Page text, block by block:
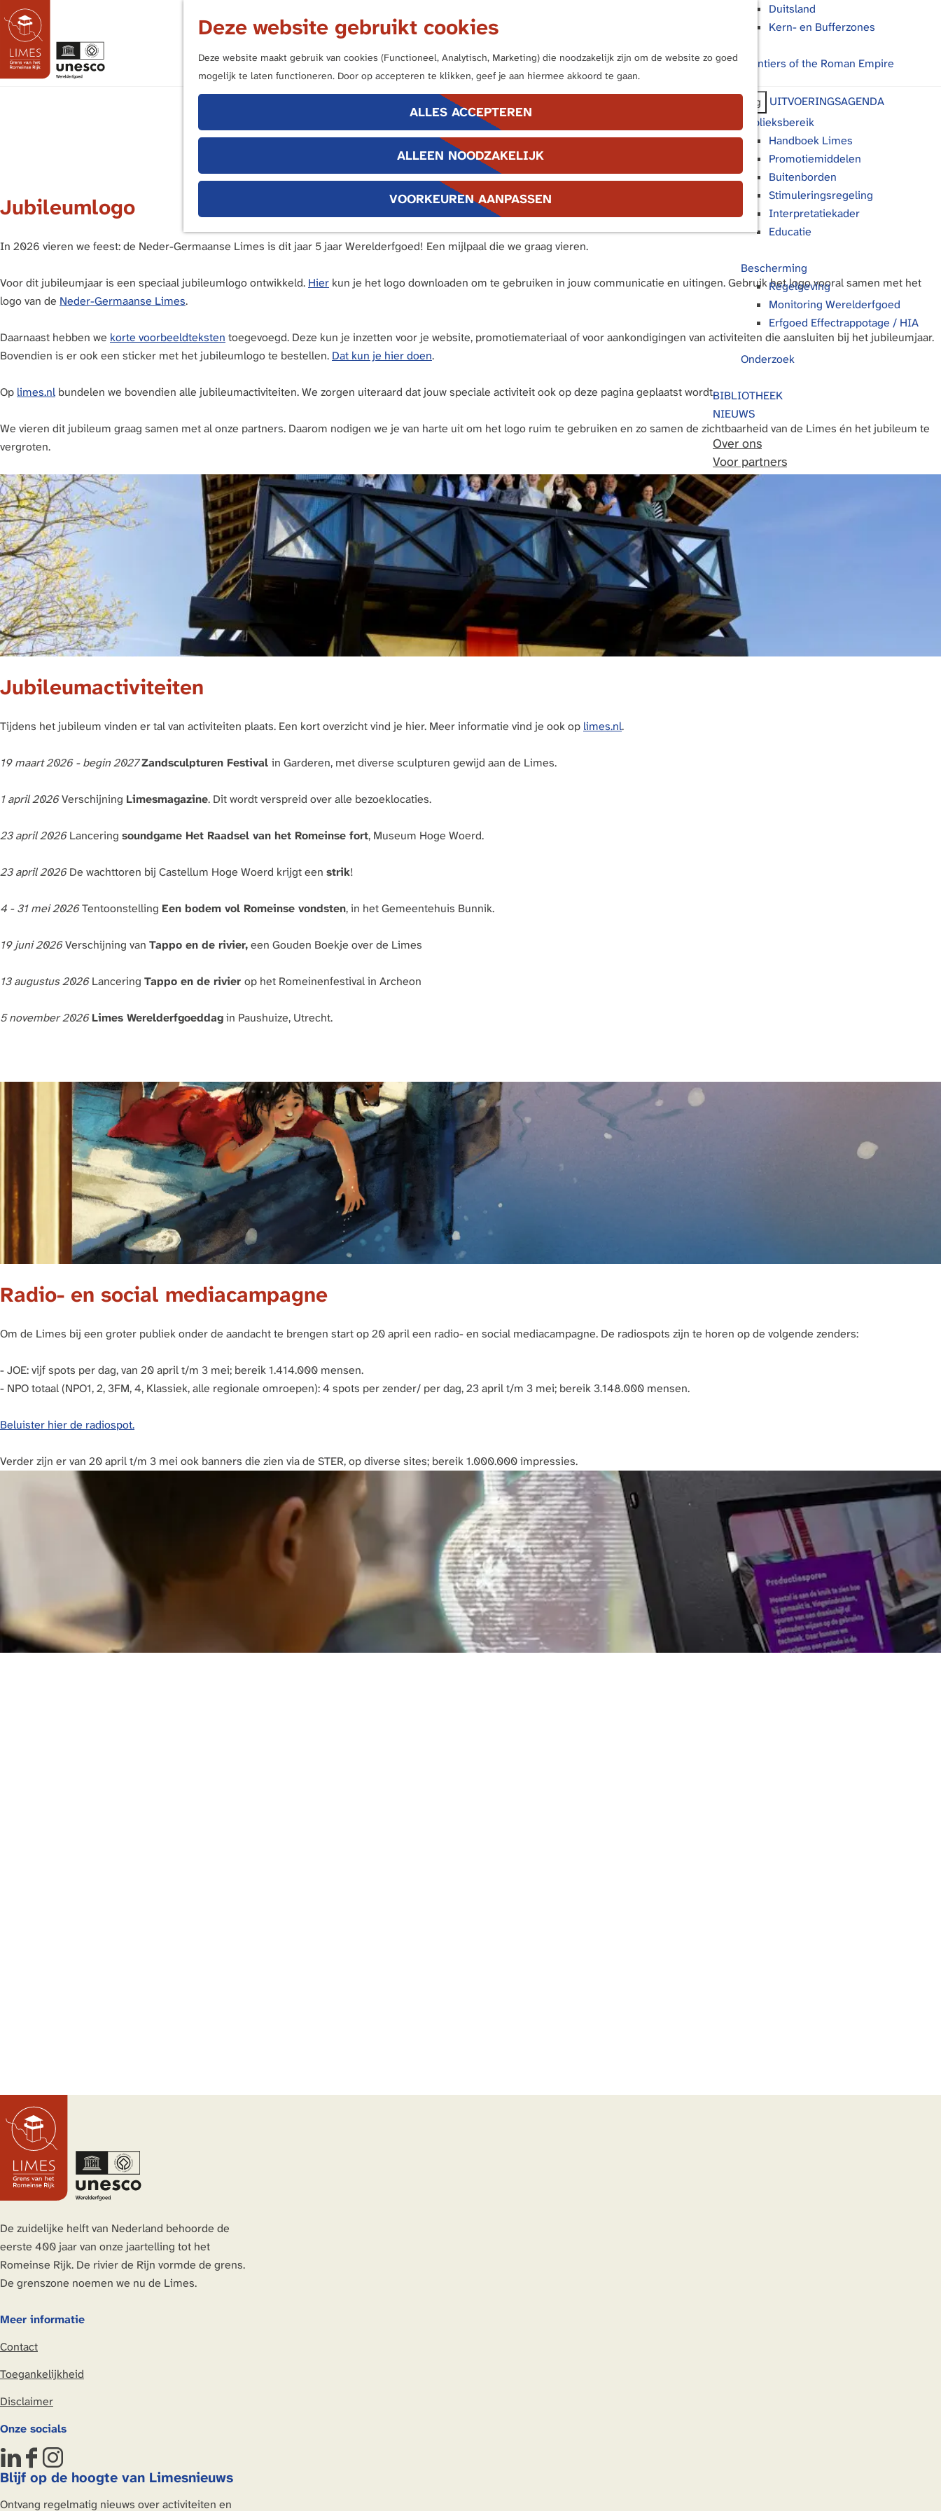
Deze website gebruikt cookies
Deze website maakt gebruik van cookies (Functioneel, Analytisch, Marketing) die noodzakelijk zijn om de website zo goed
mogelijk te laten functioneren. Door op accepteren te klikken, geef je aan hiermee akkoord te gaan.
ALLES ACCEPTEREN
ALLEEN NOODZAKELIJK
VOORKEUREN AANPASSEN
e
o
e
p
g
e
e
u
Duitsland
Kern- en Bufferzones
Frontiers of the Roman Empire
Terug
UITVOERINGSAGENDA
Publieksbereik
Handboek Limes
Promotiemiddelen
Buitenborden
Stimuleringsregeling
Interpretatiekader
Educatie
Bescherming
Regelgeving
Monitoring Werelderfgoed
Erfgoed Effectrappotage / HIA
Onderzoek
BIBLIOTHEEK
NIEUWS
Over ons
Voor partners
5 jaar Werelderfgoed
Jubileumlogo
In 2026 vieren we feest: de Neder-Germaanse Limes is dit jaar 5 jaar Werelderfgoed! Een mijlpaal die we graag vieren.
Voor dit jubileumjaar is een speciaal jubileumlogo ontwikkeld. Hier kun je het logo downloaden om te gebruiken in jouw communicatie en uitingen. Gebruik het logo vooral samen met het
logo van de Neder-Germaanse Limes.
Daarnaast hebben we korte voorbeeldteksten toegevoegd. Deze kun je inzetten voor je website, promotiemateriaal of voor aankondigingen van activiteiten die aansluiten bij het jubileumjaar.
Bovendien is er ook een sticker met het jubileumlogo te bestellen. Dat kun je hier doen.
Op limes.nl bundelen we bovendien alle jubileumactiviteiten. We zorgen uiteraard dat jouw speciale activiteit ook op deze pagina geplaatst wordt.
We vieren dit jubileum graag samen met al onze partners. Daarom nodigen we je van harte uit om het logo ruim te gebruiken en zo samen de zichtbaarheid van de Limes én het jubileum te
vergroten.
Jubileumactiviteiten
Tijdens het jubileum vinden er tal van activiteiten plaats. Een kort overzicht vind je hier. Meer informatie vind je ook op limes.nl.
19 maart 2026 - begin 2027Zandsculpturen Festival in Garderen, met diverse sculpturen gewijd aan de Limes.
1 april 2026Verschijning Limesmagazine. Dit wordt verspreid over alle bezoeklocaties.
23 april 2026Lancering soundgame Het Raadsel van het Romeinse fort, Museum Hoge Woerd.
23 april 2026De wachttoren bij Castellum Hoge Woerd krijgt een strik!
4 - 31 mei 2026Tentoonstelling Een bodem vol Romeinse vondsten, in het Gemeentehuis Bunnik.
19 juni 2026Verschijning van Tappo en de rivier,een Gouden Boekje over de Limes
13 augustus 2026Lancering Tappo en de rivier op het Romeinenfestival in Archeon
5 november 2026Limes Werelderfgoeddagin Paushuize, Utrecht.
Radio- en social mediacampagne
Om de Limes bij een groter publiek onder de aandacht te brengen start op 20 april een radio- en social mediacampagne. De radiospots zijn te horen op de volgende zenders:
- JOE: vijf spots per dag, van 20 april t/m 3 mei; bereik 1.414.000 mensen.
- NPO totaal (NPO1, 2, 3FM, 4, Klassiek, alle regionale omroepen): 4 spots per zender/ per dag, 23 april t/m 3 mei; bereik 3.148.000 mensen.
Beluister hier de radiospot.
Verder zijn er van 20 april t/m 3 mei ook banners die zien via de STER, op diverse sites; bereik 1.000.000 impressies.
De zuidelijke helft van Nederland behoorde de
eerste 400 jaar van onze jaartelling tot het
Romeinse Rijk. De rivier de Rijn vormde de grens.
De grenszone noemen we nu de Limes.
Meer informatie
Contact
Toegankelijkheid
Disclaimer
Onze socials
L
i
n
F
a
c
I
n
s
Blijf op de hoogte van Limesnieuws
Ontvang regelmatig nieuws over activiteiten en